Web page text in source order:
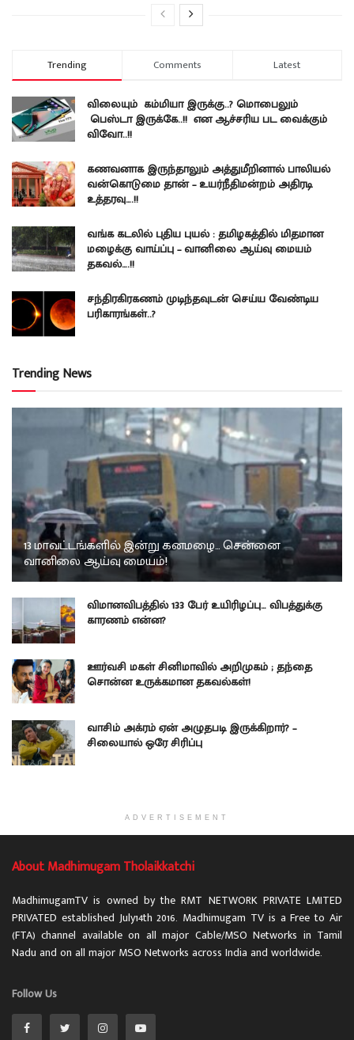
Trending Comments Latest
விலையும் கம்மியா இருக்கு..? மொபைலும்
பெஸ்டா இருக்கே..!! என ஆச்சரிய பட வைக்கும்
விவோ..!!
கணவனாக இருந்தாலும் அத்துமீறினால் பாலியல்
வன்கொடுமை தான் – உயர்நீதிமன்றம் அதிரடி
உத்தரவு….!!
வங்க கடலில் புதிய புயல் : தமிழகத்தில் மிதமான
மழைக்கு வாய்ப்பு – வானிலை ஆய்வு மையம்
தகவல்….!!
சந்திரகிரகணம் முடிந்தவுடன் செய்ய வேண்டிய
பரிகாரங்கள்..?
Trending News
13 மாவட்டங்களில் இன்று கனமழை… சென்னை
வானிலை ஆய்வு மையம்!
விமானவிபத்தில் 133 பேர் உயிரிழப்பு… விபத்துக்கு
காரணம் என்ன?
ஊர்வசி மகள் சினிமாவில் அறிமுகம் ; தந்தை
சொன்ன உருக்கமான தகவல்கள்!
வாசிம் அக்ரம் ஏன் அழுதபடி இருக்கிறார்? –
சிலையால் ஒரே சிரிப்பு
ADVERTISEMENT
About Madhimugam Tholaikkatchi
MadhimugamTV is owned by the RMT NETWORK PRIVATE LMITED
PRIVATED established July14th 2016. Madhimugam TV is a Free to Air
(FTA) channel available on all major Cable/MSO Networks in Tamil
Nadu and on all major MSO Networks across India and worldwide.
Follow Us